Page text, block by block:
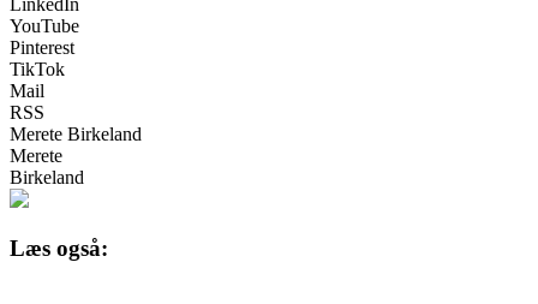
LinkedIn
YouTube
Pinterest
TikTok
Mail
RSS
Merete Birkeland
Merete
Birkeland
Læs også: